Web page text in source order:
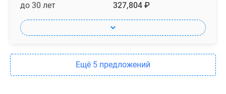
до 30 лет 327,804 ₽
Ещё 5 предложений